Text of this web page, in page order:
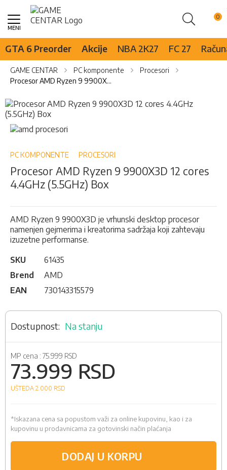
Pretraži
Skip
Content
GTA 6 Preorder Akcije NBA 2K27 FC 27
GAME CENTAR PC komponente
Procesori
Procesor AMD Ryzen 9 9900X3D 12 cores 4.4GHz (5.5GHz) Box
Skip
to
the
end
the
gallery
Skip
to
beginning
the
images
PC KOMPONENTE PROCESORI
Procesor AMD Ryzen 9 9900X3D 12 cores
4.4GHz (5.5GHz) Box
AMD Ryzen 9 9900X3D je vrhunski desktop procesor
namenjen gejmerima i kreatorima sadržaja koji zahtevaju
izuzetne performanse.
SKU
61435
Brend
AMD
EAN
730143315579
Na stanju
MP cena : 75.999 RSD
73.999 RSD
UŠTEDA 2.000 RSD
*Iskazana cena sa popustom važi za online kupovinu, kao i za
kupovinu u prodavnicama za gotovinski način plaćanja
DODAJ U KORPU